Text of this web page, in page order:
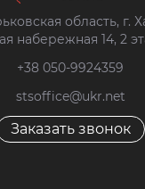
область, г.
набережная 14, 2
+38 050-9924359
stsoffice@ukr.net
Заказать звонок